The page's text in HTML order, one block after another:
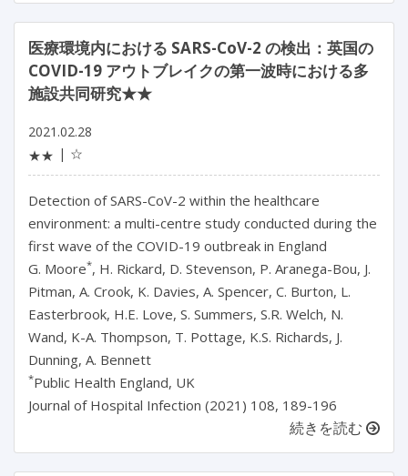
医療環境内における SARS-CoV-2 の検出：英国の
COVID-19 アウトブレイクの第一波時における多
施設共同研究★★
2021.02.28
★★
☆
Detection of SARS-CoV-2 within the healthcare
environment: a multi-centre study conducted during the
first wave of the COVID-19 outbreak in England
G. Moore*, H. Rickard, D. Stevenson, P. Aranega-Bou, J.
Pitman, A. Crook, K. Davies, A. Spencer, C. Burton, L.
Easterbrook, H.E. Love, S. Summers, S.R. Welch, N.
Wand, K-A. Thompson, T. Pottage, K.S. Richards, J.
Dunning, A. Bennett
*Public Health England, UK
Journal of Hospital Infection (2021) 108, 189-196
続きを読む